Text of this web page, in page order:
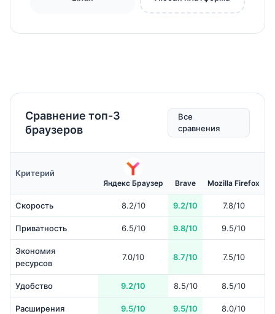
Сравнение топ-3
браузеров
Все
сравнения
Критерий
Яндекс Браузер Brave Mozilla Firefox
Скорость 8.2/10 9.2/10 7.8/10
Приватность 6.5/10 9.8/10 9.5/10
Экономия
ресурсов
7.0/10 8.7/10 7.5/10
Удобство 9.2/10 8.5/10 8.5/10
Расширения 9.5/10 9.5/10 8.0/10